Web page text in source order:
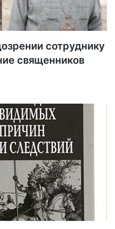
сотруднику
священников